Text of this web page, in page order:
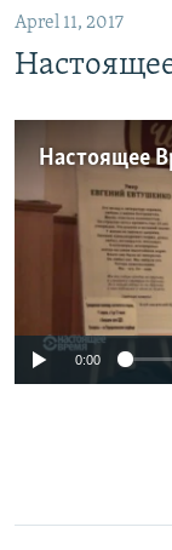
Aprel 11, 2017
Настоящее
No
0:00